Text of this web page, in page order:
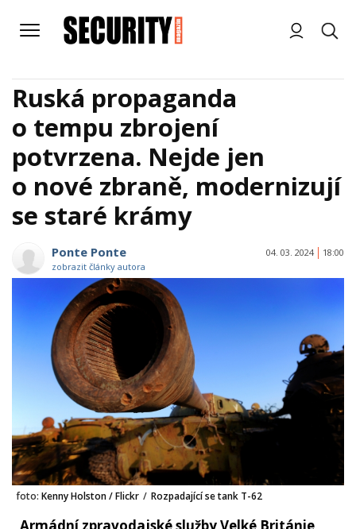
Ruská propaganda
o tempu zbrojení
potvrzena. Nejde jen
o nové zbraně, modernizují
se staré krámy
Ponte Ponte
zobrazit články autora
04. 03. 2024 18:00
foto: Kenny Holston / Flickr / Rozpadající se tank T-62
Armádní zpravodajské služby Velké Británie